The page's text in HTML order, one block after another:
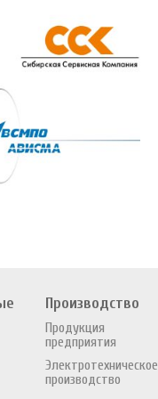
Производство
Продукция
предприятия
Электротехническое
производство